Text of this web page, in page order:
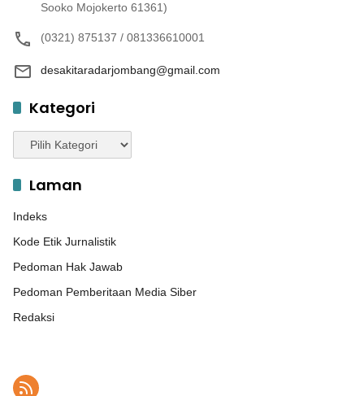
Sooko Mojokerto 61361)
(0321) 875137 / 081336610001
desakitaradarjombang@gmail.com
Kategori
Kategori
Laman
Indeks
Kode Etik Jurnalistik
Pedoman Hak Jawab
Pedoman Pemberitaan Media Siber
Redaksi